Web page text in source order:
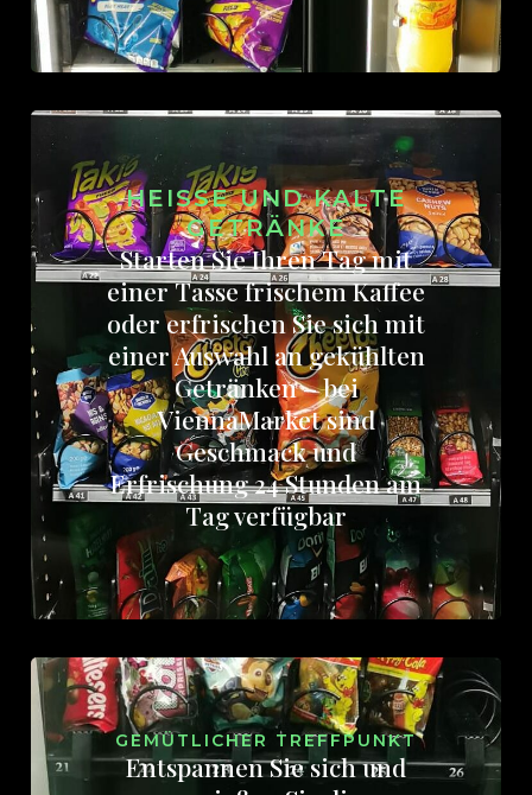
HEISSE UND KALTE G
ETRÄNKE
Starten Sie Ihren Tag mit
einer Tasse frischem Kaffee
oder erfrischen Sie sich mit
einer Auswahl an gekühlten
Getränken – bei
ViennaMarket sind
Geschmack und
Erfrischung 24 Stunden am
Tag verfügbar
GEMÜTLICHER TREFFPUNKT
Entspannen Sie sich und